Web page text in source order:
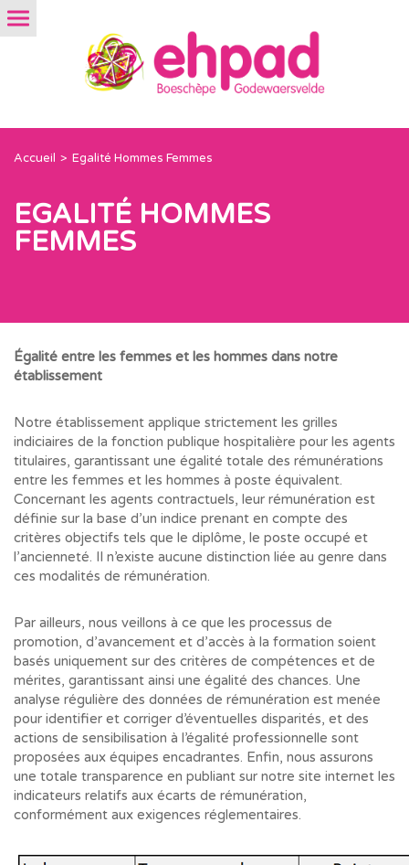
Accueil Egalité Hommes Femmes
EGALITÉ HOMMES
FEMMES
Égalité entre les femmes et les hommes dans notre
établissement
Notre établissement applique strictement les grilles
indiciaires de la fonction publique hospitalière pour les agents
titulaires, garantissant une égalité totale des rémunérations
entre les femmes et les hommes à poste équivalent.
Concernant les agents contractuels, leur rémunération est
définie sur la base d’un indice prenant en compte des
critères objectifs tels que le diplôme, le poste occupé et
l’ancienneté. Il n’existe aucune distinction liée au genre dans
ces modalités de rémunération.
Par ailleurs, nous veillons à ce que les processus de
promotion, d’avancement et d’accès à la formation soient
basés uniquement sur des critères de compétences et de
mérites, garantissant ainsi une égalité des chances. Une
analyse régulière des données de rémunération est menée
pour identifier et corriger d’éventuelles disparités, et des
actions de sensibilisation à l’égalité professionnelle sont
proposées aux équipes encadrantes. Enfin, nous assurons
une totale transparence en publiant sur notre site internet les
indicateurs relatifs aux écarts de rémunération,
conformément aux exigences réglementaires.